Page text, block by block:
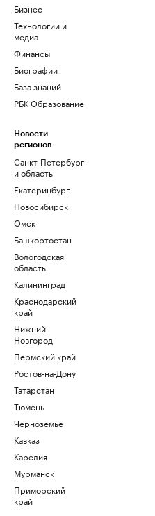
Бизнес
Технологии и
медиа
Финансы
Биографии
База знаний
РБК Образование
Новости
регионов
Санкт-Петербург
и область
Екатеринбург
Новосибирск
Омск
Башкортостан
Вологодская
область
Калининград
Краснодарский
край
Нижний
Новгород
Пермский край
Ростов-на-Дону
Татарстан
Тюмень
Черноземье
Кавказ
Карелия
Мурманск
Приморский
край